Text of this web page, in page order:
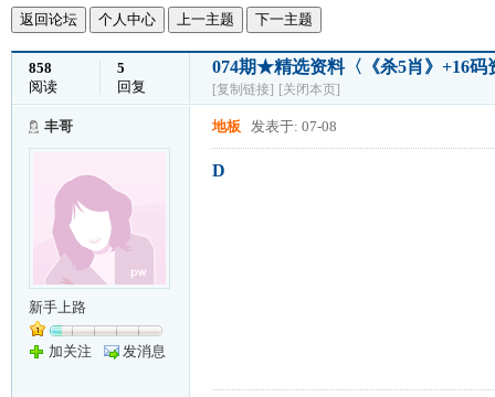
返回论坛 个人中心 上一主题 下一主题
858
阅读
5
回复
074期★精选资料〈《杀5肖》+16
[复制链接] [关闭本页]
丰哥
新手上路
加关注 发消息
地板 发表于: 07-08
D